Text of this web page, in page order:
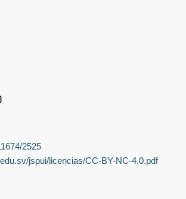
2525
jspui/licencias/CC-BY-NC-4.0.pdf